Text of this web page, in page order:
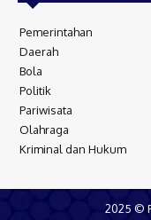
Pemerintahan
Daerah
Bola
Politik
Pariwisata
Olahraga
Kriminal dan Hukum
2025 ©